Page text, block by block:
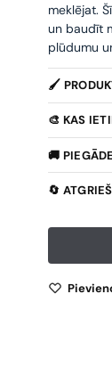
meklējat.
un baudīt
plūdumu
🖌️
🎨 KAS
🚚
🔄